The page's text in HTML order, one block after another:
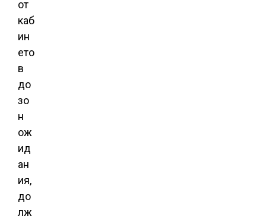
от
каб
ин
ето
в
до
зо
н
ож
ид
ан
ия,
до
лж